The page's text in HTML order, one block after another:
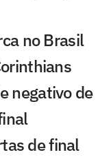
no Brasil
negativo de
de final